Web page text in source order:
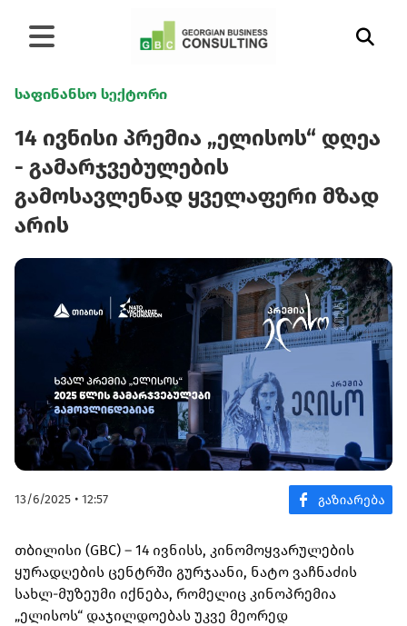
საფინანსო სექტორი
14 ივნისი პრემია „ელისოს“ დღეა
- გამარჯვებულების
გამოსავლენად ყველაფერი მზად
არის
13/6/2025 • 12:57
თბილისი (GBC) – 14 ივნისს, კინომოყვარულების
ყურადღების ცენტრში გურჯაანი, ნატო ვაჩნაძის
სახლ-მუზეუმი იქნება, რომელიც კინოპრემია
„ელისოს“ დაჯილდოებას უკვე მეორედ